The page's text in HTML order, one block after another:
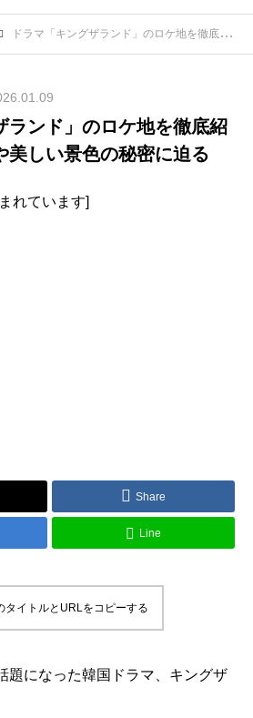
ドラマ「キングザランド」のロケ地を徹底紹介！豪華ホテルや美しい景色の秘密に迫る
ランド」のロケ地を徹底紹
美しい景色の秘密に迫る
れています]
Share
Line
タイトルとURLをコピーする
題になった韓国ドラマ、キングザ